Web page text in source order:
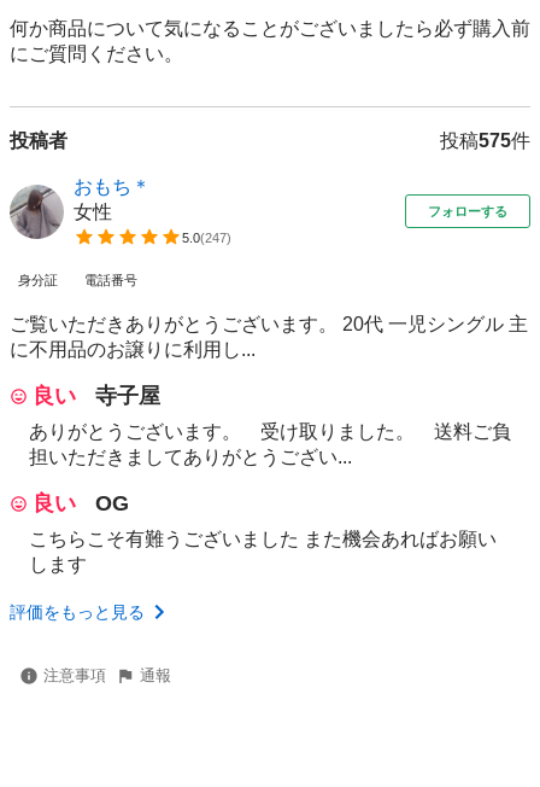
何か商品について気になることがございましたら必ず購入前
にご質問ください。
投稿者 投稿575件
おもち＊
女性
5.0(247)
フォローする
身分証 電話番号
ご覧いただきありがとうございます。 20代 一児シングル 主
に不用品のお譲りに利用し...
良い 寺子屋
ありがとうございます。 受け取りました。 送料ご負
担いただきましてありがとうござい...
良い OG
こちらこそ有難うございました また機会あればお願い
します
評価をもっと見る
注意事項 通報